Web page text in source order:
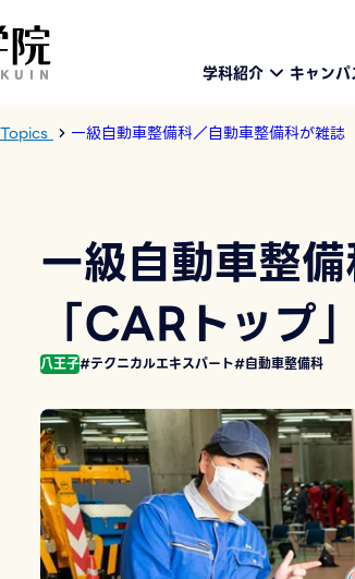
学科紹介 キャンパ
一級自動車整備科／自動車整備科が雑誌
一級自動車整
「CARトップ
八王子#テクニカルエキスパート#自動車整備科